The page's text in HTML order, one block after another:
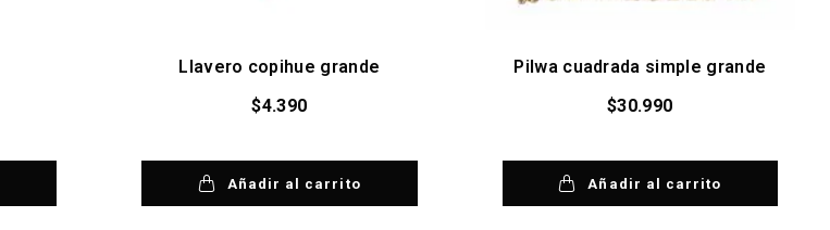
Llavero copihue grande
$4.390
Añadir al carrito
Pilwa cuadrada simple grande
$30.990
Añadir al carrito